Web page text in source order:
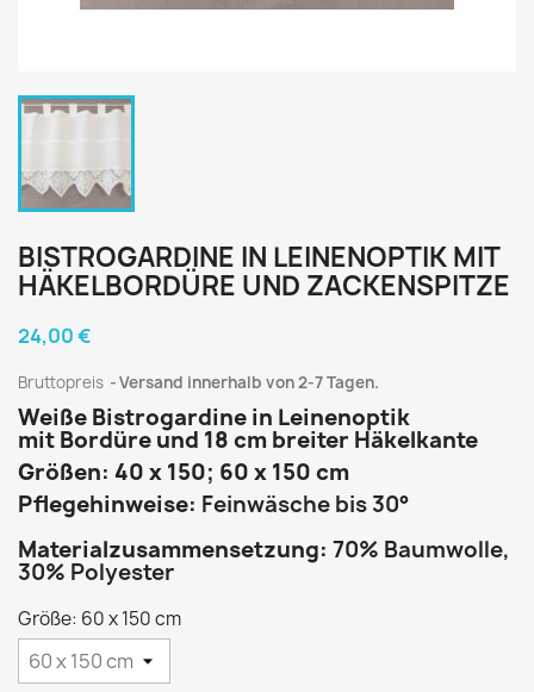
BISTROGARDINE IN LEINENOPTIK MIT
HÄKELBORDÜRE UND ZACKENSPITZE
24,00 €
Bruttopreis Versand innerhalb von 2-7 Tagen.
Weiße Bistrogardine in Leinenoptik
mit Bordüre und 18 cm breiter Häkelkante
Größen: 40 x 150; 60 x 150 cm
Pflegehinweise: Feinwäsche bis 30°
Materialzusammensetzung: 70% Baumwolle,
30% Polyester
Größe: 60 x 150 cm